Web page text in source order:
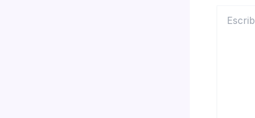
aquí...